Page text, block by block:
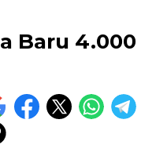
Baru 4.000